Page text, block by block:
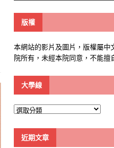
版權
本網站的影片及圖片，版權屬中
院所有，未經本院同意，不能擅
大學線
大
線
近期文章